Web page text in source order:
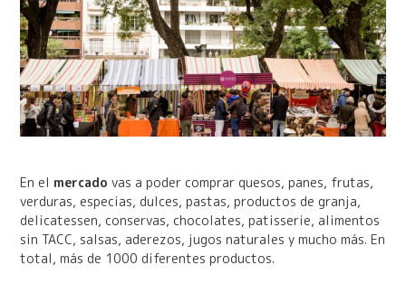
En el mercado vas a poder comprar quesos, panes, frutas,
verduras, especias, dulces, pastas, productos de granja,
delicatessen, conservas, chocolates, patisserie, alimentos
sin TACC, salsas, aderezos, jugos naturales y mucho más. En
total, más de 1000 diferentes productos.